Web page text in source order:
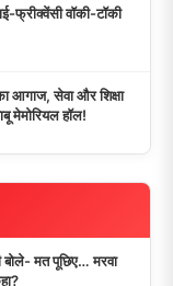
फ्रीक्वेंसी वॉकी-टॉकी
आगाज, सेवा और शिक्षा
मेमोरियल हॉल!
मत पूछिए… मरवा